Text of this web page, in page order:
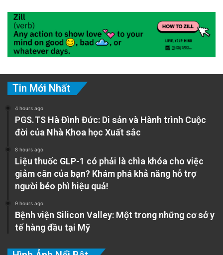
Tin Mới Nhất
4 hours ago
PGS.TS Hà Đình Đức: Di sản và Hành trình Cuộc
đời của Nhà Khoa học Xuất sắc
8 hours ago
Liệu thuốc GLP-1 có phải là chìa khóa cho việc
giảm cân của bạn? Khám phá khả năng hỗ trợ
người béo phì hiệu quả!
9 hours ago
Bệnh viện Silicon Valley: Một trong những cơ sở y
tế hàng đầu tại Mỹ